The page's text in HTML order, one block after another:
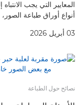
المعايير التي يجب
أنواع أوراق طباعة الصور،
03 أبريل 2026
نصائح حول الطباعة